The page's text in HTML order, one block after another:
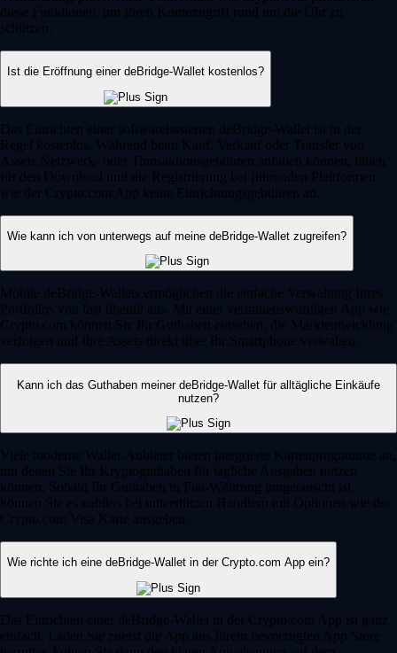
diese Funktionen, um Ihren Kontozugriff rund um die Uhr zu
schützen.
Ist die Eröffnung einer deBridge-Wallet kostenlos?
Das Einrichten einer softwarebasierten deBridge-Wallet ist in der
Regel kostenlos. Während beim Kauf, Verkauf oder Transfer von
Assets Netzwerk- oder Transaktionsgebühren anfallen können, fallen
für den Download und die Registrierung bei führenden Plattformen
wie der Crypto.com App keine Einrichtungsgebühren an.
Wie kann ich von unterwegs auf meine deBridge-Wallet zugreifen?
Mobile deBridge-Wallets ermöglichen die einfache Verwaltung Ihres
Portfolios von fast überall aus. Mit einer vertrauenswürdigen App wie
Crypto.com können Sie Ihr Guthaben einsehen, die Marktentwicklung
verfolgen und Ihre Assets direkt über Ihr Smartphone verwalten.
Kann ich das Guthaben meiner deBridge-Wallet für alltägliche Einkäufe
nutzen?
Viele moderne Wallet-Anbieter bieten integrierte Kartenprogramme an,
mit denen Sie Ihr Kryptoguthaben für tägliche Ausgaben nutzen
können. Sobald Ihr Guthaben in Fiat-Währung umgetauscht ist,
können Sie es nahtlos bei unterstützen Händlern mit Optionen wie der
Crypto.com Visa Karte ausgeben.
Wie richte ich eine deBridge-Wallet in der Crypto.com App ein?
Das Einrichten einer deBridge-Wallet in der Crypto.com App ist ganz
einfach. Laden Sie zuerst die App aus Ihrem bevorzugten App Store